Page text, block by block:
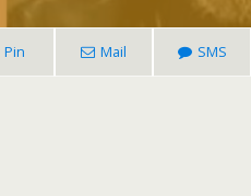
Pin Mail SMS